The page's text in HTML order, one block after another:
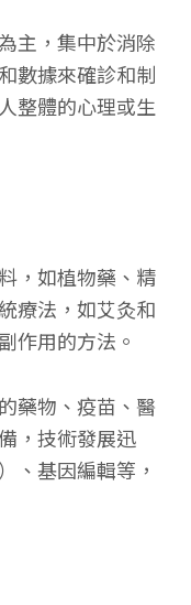
主，集中於消除
數據來確診和制
整體的心理或生
，如植物藥、精
療法，如艾灸和
作用的方法。
藥物、疫苗、醫
，技術發展迅
、基因編輯等，